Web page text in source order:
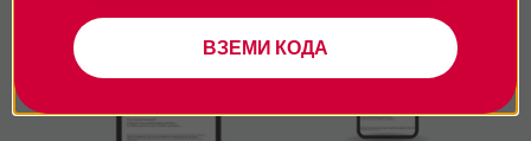
ВЗЕМИ КОДА